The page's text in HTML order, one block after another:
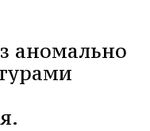
аномально